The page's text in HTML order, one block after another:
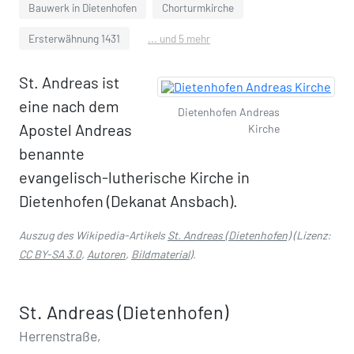
Bauwerk in Dietenhofen Chorturmkirche
Ersterwähnung 1431 ... und 5 mehr
Dietenhofen Andreas
Kirche
St. Andreas ist
eine nach dem
Apostel Andreas
benannte
evangelisch-lutherische Kirche in
Dietenhofen (Dekanat Ansbach).
Auszug des Wikipedia-ArtikelsSt. Andreas (Dietenhofen)(Lizenz:
CC BY-SA 3.0, Autoren, Bildmaterial).
St. Andreas (Dietenhofen)
Herrenstraße,